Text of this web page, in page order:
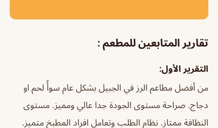
تقارير المتابعين للمطعم :
التقرير الأول:
من أفضل مطاعم الرز في الجبيل بشكل عام سوأً لحم او
دجاج. صراحة مستوى الجودة جدا عالي ومميز. مستوى
النظافة ممتاز. نظام الطلب وتعامل افراد المطبخ متميز.